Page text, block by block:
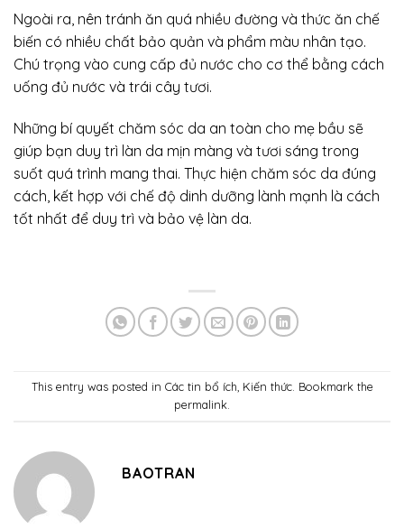
Ngoài ra, nên tránh ăn quá nhiều đường và thức ăn chế
biến có nhiều chất bảo quản và phẩm màu nhân tạo.
Chú trọng vào cung cấp đủ nước cho cơ thể bằng cách
uống đủ nước và trái cây tươi.
Những bí quyết chăm sóc da an toàn cho mẹ bầu sẽ
giúp bạn duy trì làn da mịn màng và tươi sáng trong
suốt quá trình mang thai. Thực hiện chăm sóc da đúng
cách, kết hợp với chế độ dinh dưỡng lành mạnh là cách
tốt nhất để duy trì và bảo vệ làn da.
This entry was posted in Các tin bổ ích Kiến thức. Bookmark the
permalink
BAOTRAN